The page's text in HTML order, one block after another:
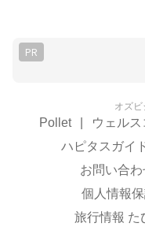
PR
オズ
Pollet ウェルス
ハピタスガイ
お問い合わ
個人情報
旅行情報 た